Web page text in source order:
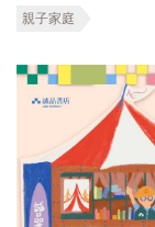
親子家庭